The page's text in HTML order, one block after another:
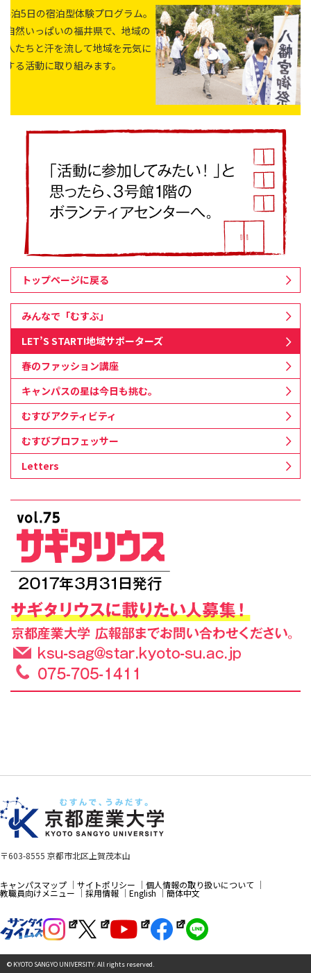
4泊5日の宿泊型体験プログラム。
自然いっぱいの福井県で、地域の
人たちと汗を流して地域を元気に
する活動に取り組みます。
トップページに戻る
みんなで「むすぶ」
LET’S START!地域サポーターズ
春のファッション講座
キャンパスの星は今日も挑む。
むすびアクティビティ
むすびプロフェッサー
Letters
〒603-8555 京都市北区上賀茂本山
キャンパスマップ サイトポリシー 個人情報の取り扱いについて
教職員向けメニュー 採用情報 English 簡体中文
© KYOTO SANGYO UNIVERSITY. All rights reserved.